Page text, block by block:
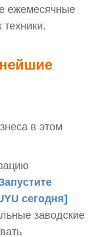
ежемесячные
в этом
сегодня]
заводские